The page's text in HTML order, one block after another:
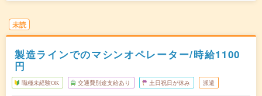
未読
製造ラインでのマシンオペレーター/時給1100
円
職種未経験OK 交通費別途支給あり 土日祝日が休み 派遣